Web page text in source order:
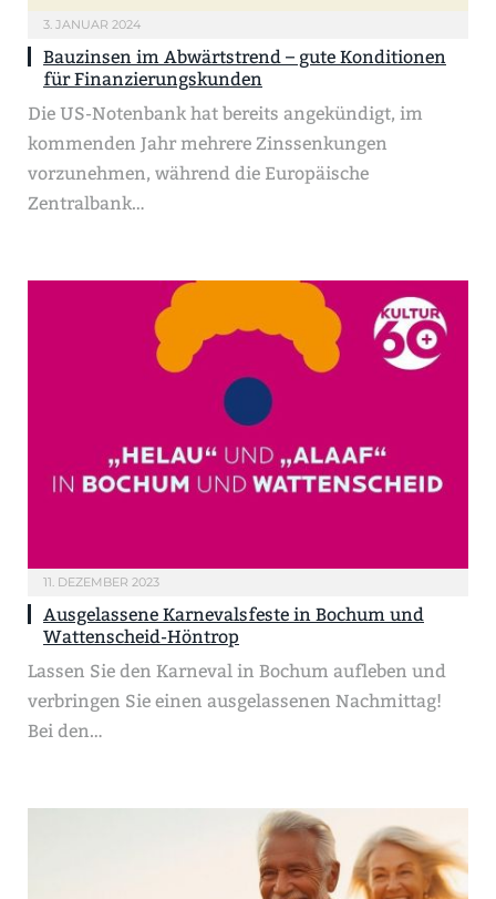
3. JANUAR 2024
Bauzinsen im Abwärtstrend – gute Konditionen
für Finanzierungskunden
Die US-Notenbank hat bereits angekündigt, im
kommenden Jahr mehrere Zinssenkungen
vorzunehmen, während die Europäische
Zentralbank…
11. DEZEMBER 2023
Ausgelassene Karnevalsfeste in Bochum und
Wattenscheid-Höntrop
Lassen Sie den Karneval in Bochum aufleben und
verbringen Sie einen ausgelassenen Nachmittag!
Bei den…